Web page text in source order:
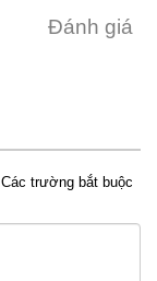
Đánh giá
Các trường bắt buộc